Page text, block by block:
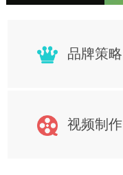
品牌策略
视频制作